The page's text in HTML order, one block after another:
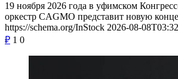
19 ноября 2026 года в уфимском
оркестр CAGMO представит новую
https://schema.org/InStock 2026-08-
₽ 1 0